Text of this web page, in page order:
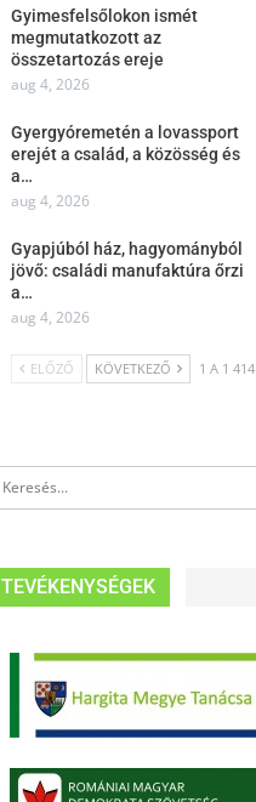
Gyimesfelsőlokon ismét
megmutatkozott az
összetartozás ereje
aug 4, 2026
Gyergyóremetén a lovassport
erejét a család, a közösség és
a…
aug 4, 2026
Gyapjúból ház, hagyományból
jövő: családi manufaktúra őrzi
a…
aug 4, 2026
ELŐZŐ KÖVETKEZŐ 1 A 1 414
TEVÉKENYSÉGEK